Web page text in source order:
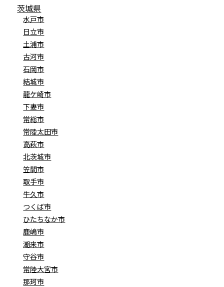
茨城県
水戸市
日立市
土浦市
古河市
石岡市
結城市
龍ケ崎市
下妻市
常総市
常陸太田市
高萩市
北茨城市
笠間市
取手市
牛久市
つくば市
ひたちなか市
鹿嶋市
潮来市
守谷市
常陸大宮市
那珂市